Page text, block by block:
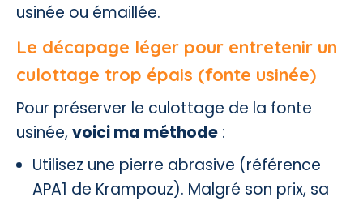
usinée ou émaillée.
Le décapage léger pour entretenir un
culottage trop épais (fonte usinée)
Pour préserver le culottage de la fonte
usinée, voici ma méthode :
Utilisez une pierre abrasive (référence
APA1 de Krampouz). Malgré son prix, sa